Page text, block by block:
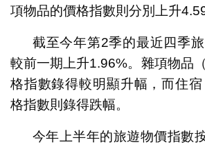
項物品的價格指數則分別上升
截至今年第2季的最近四季
較前一期上升1.96%。雜項物品
格指數錄得較明顯升幅，而住
格指數則錄得跌幅。
今年上半年的旅遊物價指數